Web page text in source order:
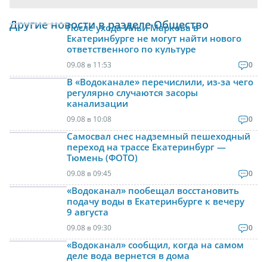
Другие новости в разделе Общество
После ухода Ильи Маркова в
Екатеринбурге не могут найти нового
ответственного по культуре
09.08 в 11:53 0
В «Водоканале» перечислили, из-за чего
регулярно случаются засоры
канализации
09.08 в 10:08 0
Самосвал снес надземный пешеходный
переход на трассе Екатеринбург —
Тюмень (ФОТО)
09.08 в 09:45 0
«Водоканал» пообещал восстановить
подачу воды в Екатеринбурге к вечеру
9 августа
09.08 в 09:30 0
«Водоканал» сообщил, когда на самом
деле вода вернется в дома